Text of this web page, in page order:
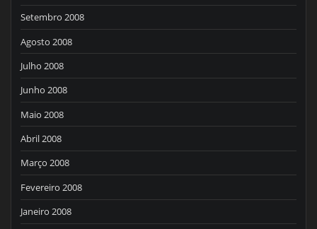
Setembro 2008
Agosto 2008
Julho 2008
Junho 2008
Maio 2008
Abril 2008
Março 2008
Fevereiro 2008
Janeiro 2008